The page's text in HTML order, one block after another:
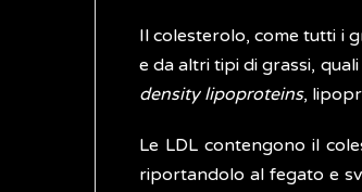
Il colesterolo, come tutti i
e da altri tipi di grassi,
density lipoproteins,
Le LDL contengono il
riportandolo al fegato e